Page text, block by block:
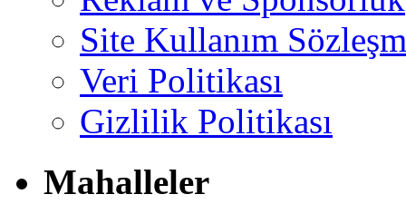
Site Kullanım
Veri Politikası
Gizlilik Politikası
Mahalleler